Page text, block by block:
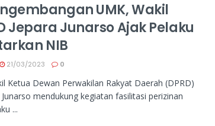
UMK, Wakil
Jepara Junarso Ajak Pelaku
NIB
21/03/2023 0
Ketua Dewan Perwakilan Rakyat Daerah (DPRD)
mendukung kegiatan fasilitasi perizinan
...